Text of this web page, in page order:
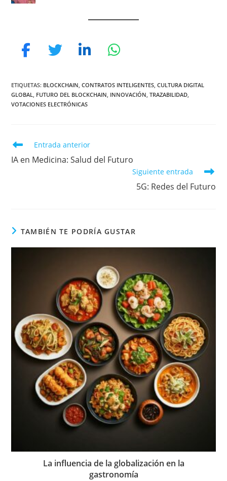
ETIQUETAS: BLOCKCHAIN, CONTRATOS INTELIGENTES, CULTURA DIGITAL
GLOBAL, FUTURO DEL BLOCKCHAIN, INNOVACIÓN, TRAZABILIDAD,
VOTACIONES ELECTRÓNICAS
Leer
artículos
Entrada anterior
IA en Medicina: Salud del Futuro
Siguiente entrada
5G: Redes del Futuro
TAMBIÉN TE PODRÍA GUSTAR
La influencia de la globalización en la
gastronomía